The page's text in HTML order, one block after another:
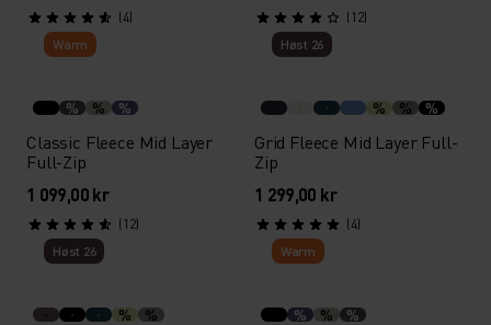
(4)
(12)
Warm
% % %
Classic Fleece Mid Layer
Full-Zip
1 099,00 kr
(12)
Høst 26
% % %
Grid Fleece Mid Layer Full-
Zip
1 299,00 kr
(4)
Høst 26
% %
Warm
% % %